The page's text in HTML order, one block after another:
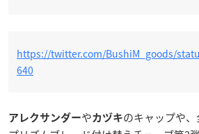
https://twitter.com/BushiM_goods/
640
アレクサンダーやカヅキのキャップや